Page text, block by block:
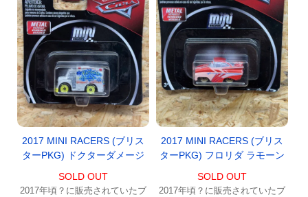
2017 MINI RACERS (ブリス
ターPKG) ドクターダメージ
SOLD OUT
2017年頃？に販売されていたブ
2017 MINI RACERS (ブリス
ターPKG) フロリダ ラモーン
SOLD OUT
2017年頃？に販売されていたブ